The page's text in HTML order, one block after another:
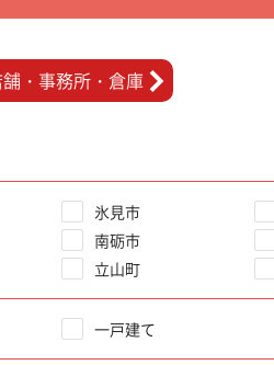
・事務所・倉庫
氷見市
南砺市
立山町
一戸建て